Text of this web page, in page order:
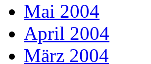
Mai 2004
April 2004
März 2004